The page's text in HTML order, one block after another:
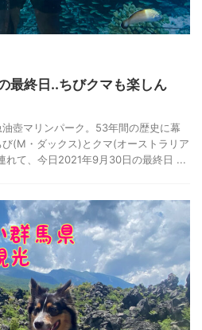
最終日..ちびクマも楽しん
壺マリンパーク。53年間の歴史に幕
(M・ダックス)とクマ(オーストラリア
れて、今日2021年9月30日の最終日 ...